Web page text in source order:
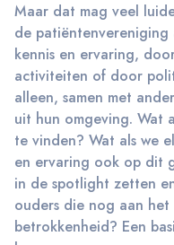
Maar dat mag veel
de
kennis en ervaring,
activiteiten of door
alleen, samen met
uit hun omgeving. Wat
te vinden? Wat als we
en ervaring ook op dit
in de spotlight zetten
ouders die nog aan
betrokkenheid? Een